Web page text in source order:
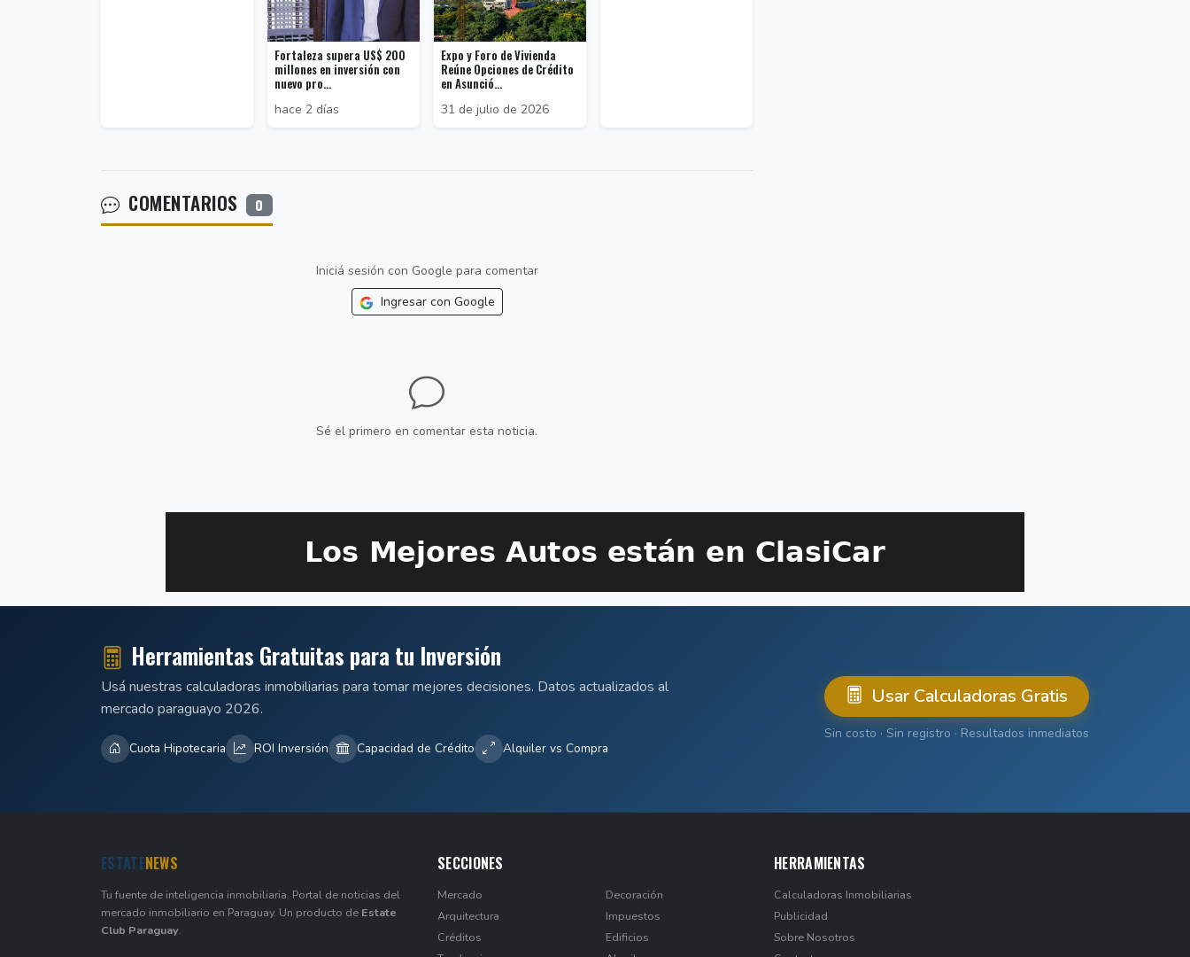
Fortaleza supera US$ 200
millones en inversión con
nuevo pro...
hace 2 días
Expo y Foro de Vivienda
Reúne Opciones de Crédito
en Asunció...
31 de julio de 2026
COMENTARIOS 0
Iniciá sesión con Google para comentar
Ingresar con Google
Sé el primero en comentar esta noticia.
Herramientas Gratuitas para tu Inversión
Usá nuestras calculadoras inmobiliarias para tomar mejores decisiones. Datos actualizados al
mercado paraguayo 2026.
Cuota Hipotecaria ROI Inversión Capacidad de Crédito Alquiler vs Compra
Usar Calculadoras Gratis
Sin costo · Sin registro · Resultados inmediatos
ESTATENEWS
Tu fuente de inteligencia inmobiliaria. Portal de noticias del
mercado inmobiliario en Paraguay. Un producto de Estate
Club Paraguay.
SECCIONES
Mercado
Arquitectura
Créditos
Decoración
Impuestos
Edificios
HERRAMIENTAS
Calculadoras Inmobiliarias
Publicidad
Sobre Nosotros